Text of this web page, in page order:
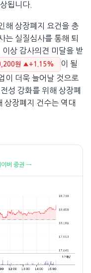
됩니다.
해 상장폐지 요건을 충
는 실질심사를 통해 퇴
상 감사의견 미달을 받
원 ▲+1.15%
이 될
이 더욱 늘어날 것으로
성 강화를 위해 상장폐
상장폐지 건수는 역대
이버 증권 →